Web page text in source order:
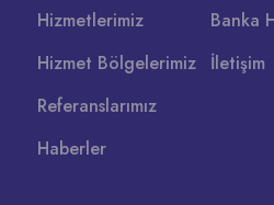
Hizmetlerimiz
Hizmet Bölgelerimiz
Referanslarımız
Haberler
Banka
İletişim